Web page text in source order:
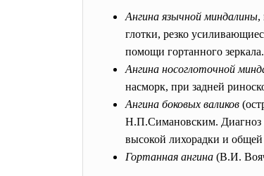
Ангина язычной миндалины,
глотки, резко
помощи гортанного зеркала.
Ангина носоглоточной
насморк, при задней
Ангина боковых валиков
Н.П.Симановским. Диагноз
высокой лихорадки и
Гортанная ангина (В.И.